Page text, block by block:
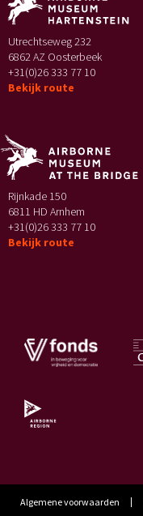
Utrechtseweg 232
6862 AZ Oosterbeek
+31(0)26 333 77 10
Bekijk route
Rijnkade 150
6811 HD Arnhem
+31(0)26 333 77 10
Bekijk route
Algemene voorwaarden